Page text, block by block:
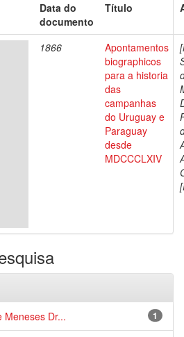
Data do
documento
Título
1866
Apontamentos
biographicos
para a historia
das
campanhas
do Uruguay e
Paraguay
desde
MDCCCLXIV
1
Meneses Dr...